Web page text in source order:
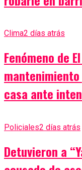
Clima2 días atrás
Fenómeno de
casa ante
Policiales2 días atrás
Detuvieron a